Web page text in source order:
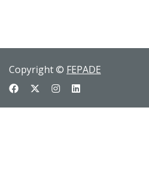
Copyright © FEPADE